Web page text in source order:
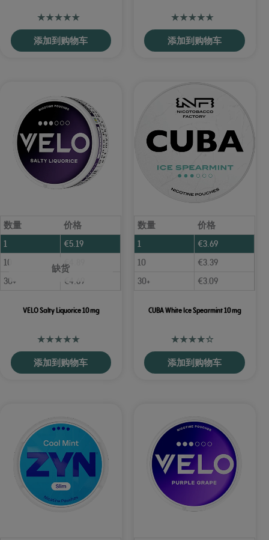
添加到购物车 添加到购物车
数量
价格
1
€5.19
10
€
30+
€4.69
缺货
VELO Salty Liquorice 10 mg
添加到购物车
数量
价格
1
€3.69
10
€3.39
30+
€3.09
CUBA White Ice Spearmint 10 mg
添加到购物车